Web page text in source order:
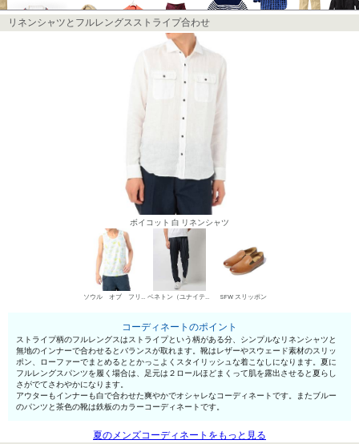
リネンシャツとフルレングスストライプ合わせ
ボイコット 白 リネンシャツ
ソウル オブ フリーダム！ タンクトップ ベネトン（ユナイテッド カラーズ オブ ベネトン） チノパン・綿パン SFW スリッポン
コーディネートのポイント
ストライプ柄のフルレングスはストライプという柄がある分、シンプルなリネンシャツと
無地のインナーで合わせるとバランスが取れます。靴はレザーやスウェード素材のスリッ
ポン、ローファーでまとめるととかっこよくスタイリッシュな着こなしになります。夏に
フルレングスパンツを履く場合は、足元は２ロールほどまくって肌を露出させると夏らし
さがでてさわやかになります。
アウターもインナーも白で合わせた爽やかでオシャレなコーディネートです。またブルー
のパンツと茶色の靴は鉄板のカラーコーディネートです。
夏のメンズコーディネートをもっと見る